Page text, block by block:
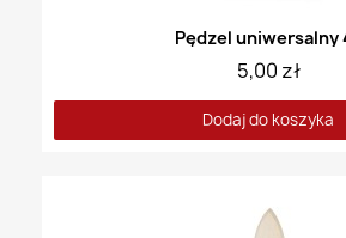
Pędzel uniwersalny
5,00 zł
Dodaj do koszyka